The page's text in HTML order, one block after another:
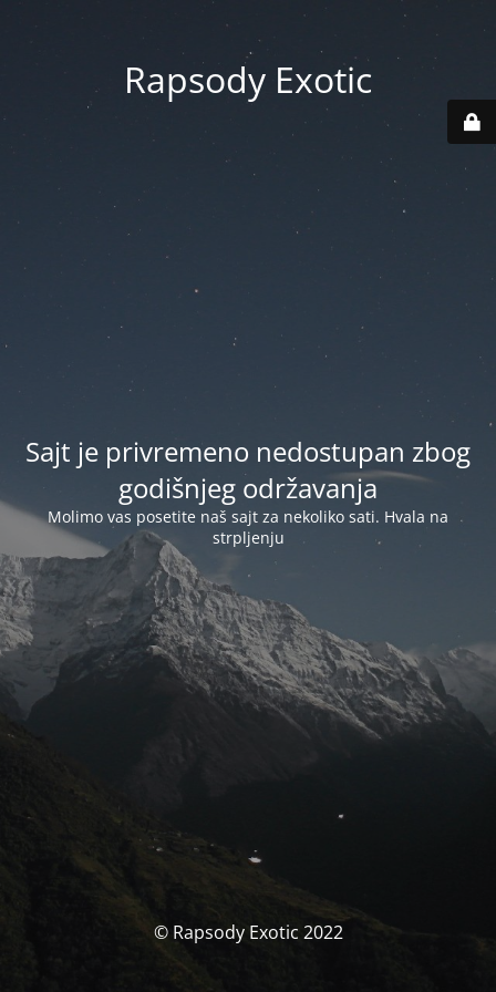
Rapsody Exotic
Sajt je privremeno nedostupan zbog
godišnjeg održavanja
Molimo vas posetite naš sajt za nekoliko sati. Hvala na
strpljenju
© Rapsody Exotic 2022